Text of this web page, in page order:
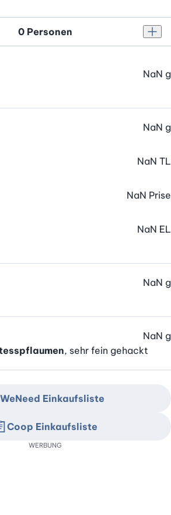
NaN g
NaN g
NaN TL
NaN Prise
NaN EL
NaN g
, sehr fein gehackt
NaN g
WeNeed Einkaufsliste
Coop Einkaufsliste
WERBUNG